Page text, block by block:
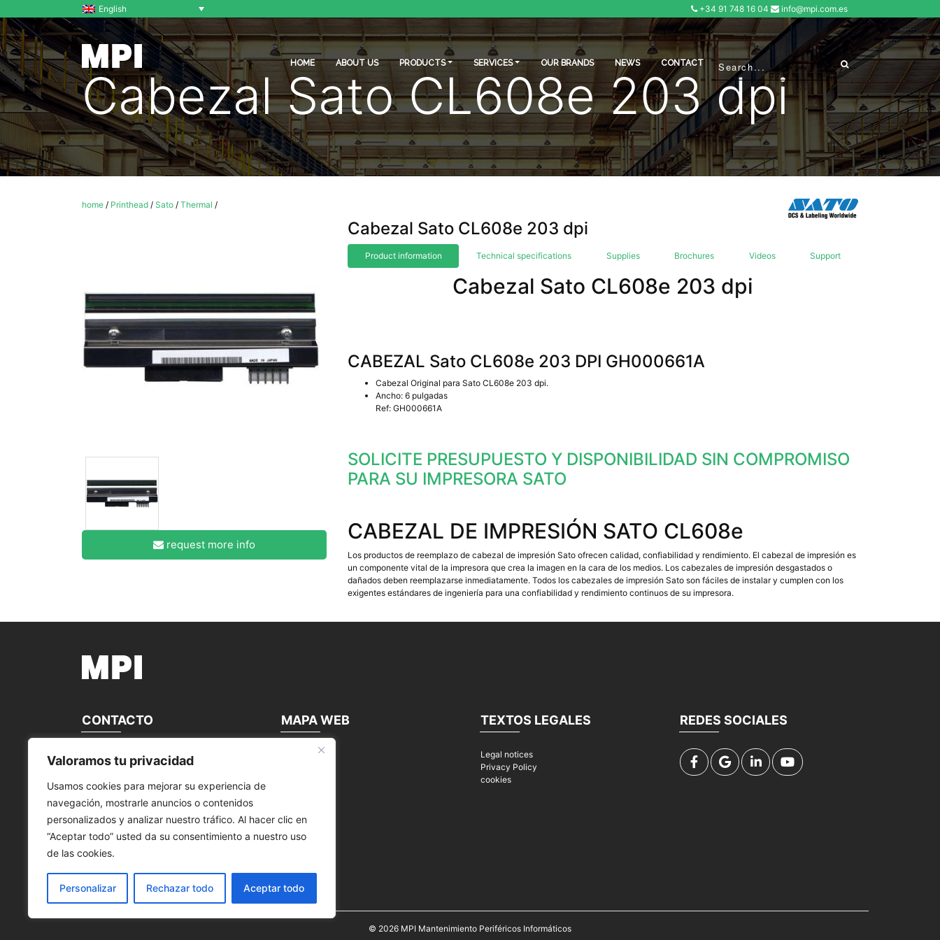
Valoramos tu privacidad
Usamos cookies para mejorar su experiencia de
navegación, mostrarle anuncios o contenidos
personalizados y analizar nuestro tráfico. Al hacer clic en
“Aceptar todo” usted da su consentimiento a nuestro uso
de las cookies.
Personalizar Rechazar todo Aceptar todo
English +34 91 748 16 04 info@mpi.com.es
HOME ABOUT US PRODUCTS SERVICES OUR BRANDS NEWS CONTACT
Cabezal Sato CL608e 203 dpi
home / Printhead / Sato / Thermal /
request more info
Cabezal Sato CL608e 203 dpi
Product information Technical specifications Supplies Brochures Videos Support
Cabezal Sato CL608e 203 dpi
CABEZAL Sato CL608e 203 DPI GH000661A
Cabezal Original para Sato CL608e 203 dpi.
Ancho: 6 pulgadas
Ref: GH000661A
SOLICITE PRESUPUESTO Y DISPONIBILIDAD SIN COMPROMISO
PARA SU IMPRESORA SATO
CABEZAL DE IMPRESIÓN SATO CL608e
Los productos de reemplazo de cabezal de impresión Sato ofrecen calidad, confiabilidad y rendimiento. El cabezal de impresión es
un componente vital de la impresora que crea la imagen en la cara de los medios. Los cabezales de impresión desgastados o
dañados deben reemplazarse inmediatamente. Todos los cabezales de impresión Sato son fáciles de instalar y cumplen con los
exigentes estándares de ingeniería para una confiabilidad y rendimiento continuos de su impresora.
CONTACTO
MANTENIMIENTO PERIFÉRICOS
INFORMÁTICOS, S.L.
Calle Canteras, 22
28860 Paracuellos de Jarama Madrid,
España
Tel. +34 91 748 16 04
Fax: +34 91 312 20 30
info@mpi.com.es
MAPA WEB
Products
TEXTOS LEGALES
Legal notices
Privacy Policy
cookies
REDES SOCIALES
© 2026 MPI Mantenimiento Periféricos Informáticos